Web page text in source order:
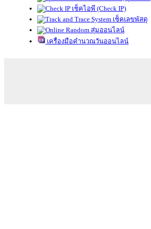
เช็คไอพี (Check IP)
เช็คเลขพัสดุ
สุ่มออนไลน์
เครื่องมือคำนวณวันออนไลน์